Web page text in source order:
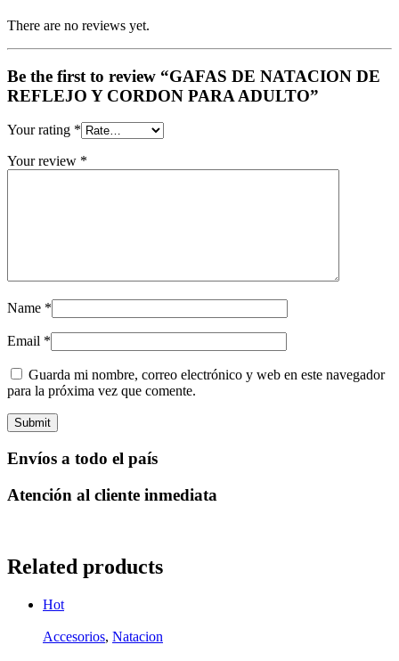
There are no reviews yet.
Be the first to review “GAFAS DE NATACION DE
REFLEJO Y CORDON PARA ADULTO”
Your rating *
Your review *
Name *
Email *
Guarda mi nombre, correo electrónico y web en este navegador
para la próxima vez que comente.
Envíos a todo el país
Atención al cliente inmediata
Related products
Hot
Accesorios, Natacion